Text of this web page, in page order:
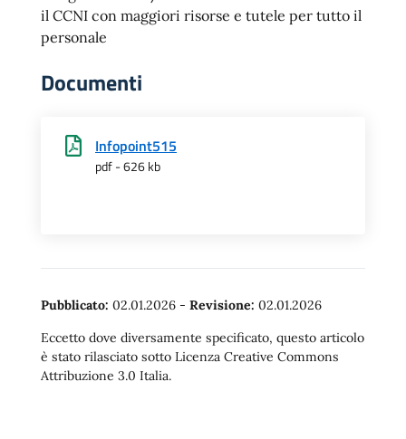
il CCNI con maggiori risorse e tutele per tutto il
personale
Documenti
Infopoint515
pdf - 626 kb
Pubblicato: 02.01.2026 - Revisione: 02.01.2026
Eccetto dove diversamente specificato, questo articolo
è stato rilasciato sotto Licenza Creative Commons
Attribuzione 3.0 Italia.